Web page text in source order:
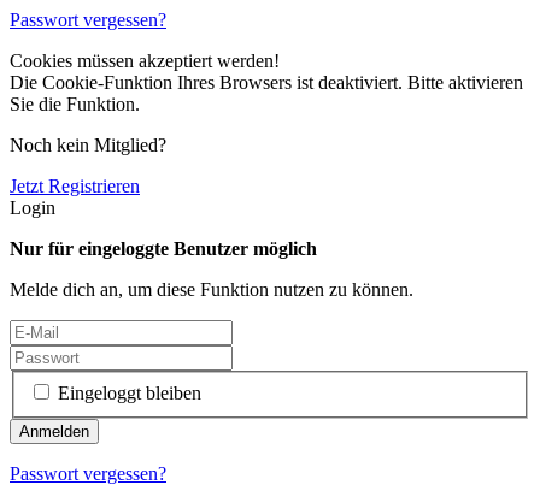
Passwort vergessen?
Cookies müssen akzeptiert werden!
Die Cookie-Funktion Ihres Browsers ist deaktiviert. Bitte aktivieren
Sie die Funktion.
Noch kein Mitglied?
Jetzt Registrieren
Login
Nur für eingeloggte Benutzer möglich
Melde dich an, um diese Funktion nutzen zu können.
Eingeloggt bleiben
Passwort vergessen?